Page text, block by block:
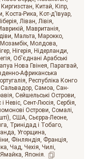
Киргизстан Китай
Кіпр
Коста-Рика
Кот-д'Івуар
Ліван Лівія
Мавританія
Мальта
Марокко
Мозамбік Молдова
Нігерія
Нідерланди
Об'єднані Арабські
Нова Гвінея
Парагвай
Африканська
Республіка Конго
Сальвадор Самоа Сан-
Сейшельські Острови
і Невіс Сент-Люсія Сербія
Острови Сомалі
США Сьєрра-Леоне
Тринідад і Тобаго
Угорщина
Фінляндія Франція
Чад Чехія Чилі
Ямайка Японія